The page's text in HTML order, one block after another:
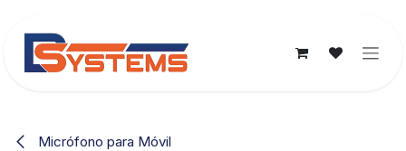
Micrófono para Móvil